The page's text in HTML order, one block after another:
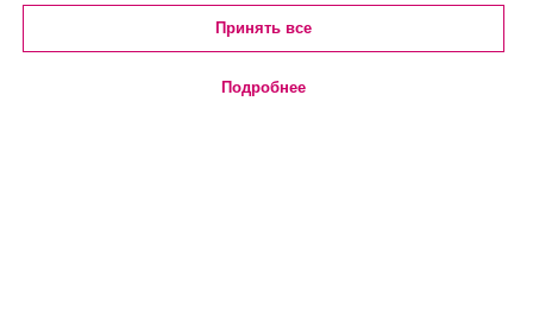
Принять все
Подробнее